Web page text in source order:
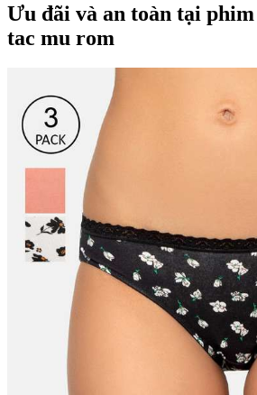
Ưu đãi và an toàn tại
tac mu rom